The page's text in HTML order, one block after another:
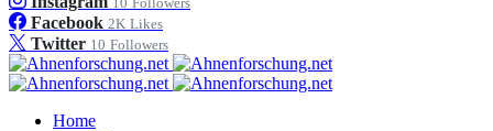
10 Followers
Facebook 2K Likes
Twitter 10 Followers
Home